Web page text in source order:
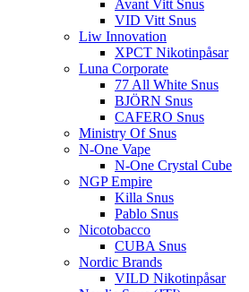
Avant Vitt Snus
VID Vitt Snus
Liw Innovation
XPCT Nikotinpåsar
Luna Corporate
77 All White Snus
BJÖRN Snus
CAFERO Snus
Ministry Of Snus
N-One Vape
N-One Crystal Cube
NGP Empire
Killa Snus
Pablo Snus
Nicotobacco
CUBA Snus
Nordic Brands
VILD Nikotinpåsar